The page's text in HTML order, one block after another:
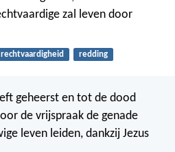
zal leven door
rechtvaardigheid redding
geheerst en tot de dood
de vrijspraak de genade
leven leiden, dankzij Jezus